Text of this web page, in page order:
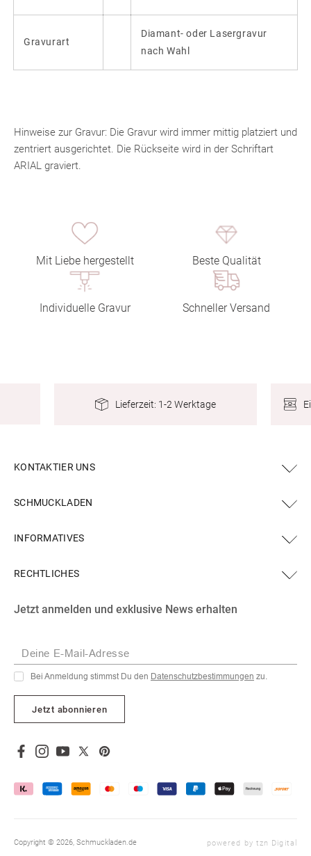
Gravurart
Diamant- oder Lasergravur
nach Wahl
Hinweise zur Gravur: Die Gravur wird immer mittig platziert und
zentriert ausgerichtet. Die Rückseite wird in der Schriftart
ARIAL graviert.
Mit Liebe hergestellt Beste Qualität
Individuelle Gravur Schneller Versand
Lieferzeit: 1-2 Werktage
KONTAKTIER UNS
Facebook
Instagram
YouTube
X
Pinterest
SCHMUCKLADEN
INFORMATIVES
RECHTLICHES
Jetzt anmelden und exklusive News erhalten
Deine E-Mail-Adresse
Bei Anmeldung stimmst Du den Datenschutzbestimmungen zu.
Jetzt abonnieren
Facebook
Instagram
YouTube
X
Pinterest
Copyright © 2026, Schmuckladen.de powered by tzn Digital